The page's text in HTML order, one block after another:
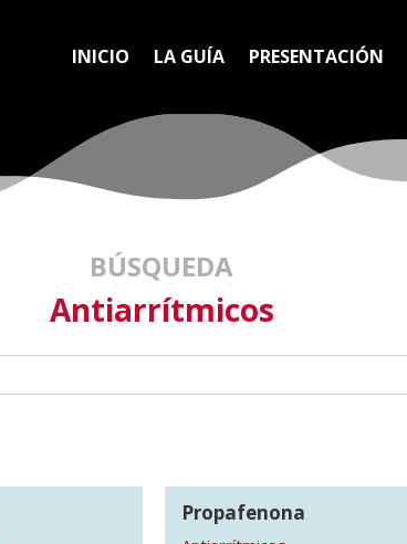
INICIO LA GUÍA PRESENTACIÓN
BÚSQUEDA
Antiarrítmicos
Propafenona